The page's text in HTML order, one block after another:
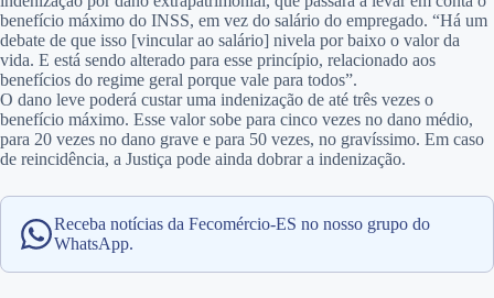
benefício máximo do INSS, em vez do salário do empregado. “Há um
debate de que isso [vincular ao salário] nivela por baixo o valor da
vida. E está sendo alterado para esse princípio, relacionado aos
benefícios do regime geral porque vale para todos”.
O dano leve poderá custar uma indenização de até três vezes o
benefício máximo. Esse valor sobe para cinco vezes no dano médio,
para 20 vezes no dano grave e para 50 vezes, no gravíssimo. Em caso
de reincidência, a Justiça pode ainda dobrar a indenização.
Receba notícias da Fecomércio-ES no nosso grupo do
WhatsApp.